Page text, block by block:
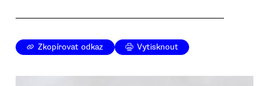
Zkopírovat odkaz Vytisknout